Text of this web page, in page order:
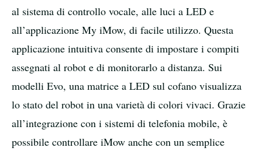
al sistema di controllo vocale, alle luci a LED e
all’applicazione My iMow, di facile utilizzo. Questa
applicazione intuitiva consente di impostare i compiti
assegnati al robot e di monitorarlo a distanza. Sui
modelli Evo, una matrice a LED sul cofano visualizza
lo stato del robot in una varietà di colori vivaci. Grazie
all’integrazione con i sistemi di telefonia mobile, è
possibile controllare iMow anche con un semplice